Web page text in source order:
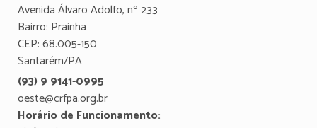
Avenida Álvaro Adolfo, nº 233
Bairro: Prainha
CEP: 68.005-150
Santarém/PA
(93) 9 9141-0995
oeste@crfpa.org.br
Horário de Funcionamento: